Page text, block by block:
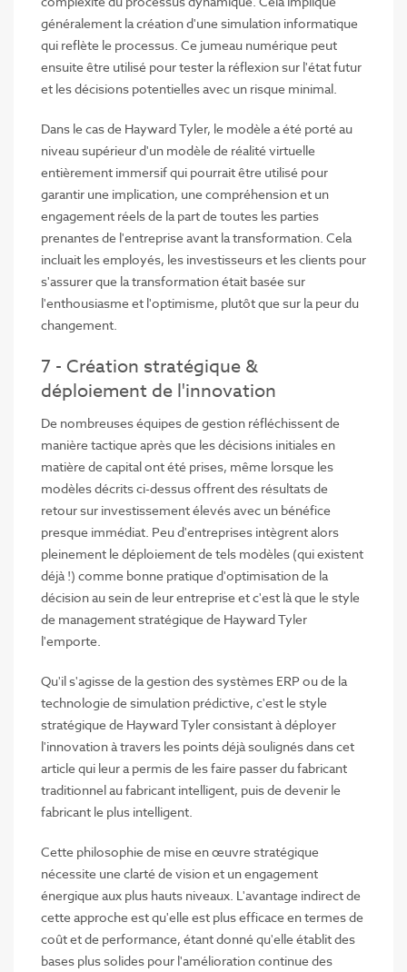
généralement la création d'une simulation informatique
qui reflète le processus. Ce jumeau numérique peut
ensuite être utilisé pour tester la réflexion sur l'état futur
et les décisions potentielles avec un risque minimal.
Dans le cas de Hayward Tyler, le modèle a été porté au
niveau supérieur d'un modèle de réalité virtuelle
entièrement immersif qui pourrait être utilisé pour
garantir une implication, une compréhension et un
engagement réels de la part de toutes les parties
prenantes de l'entreprise avant la transformation. Cela
incluait les employés, les investisseurs et les clients pour
s'assurer que la transformation était basée sur
l'enthousiasme et l'optimisme, plutôt que sur la peur du
changement.
7 - Création stratégique &
déploiement de l'innovation
De nombreuses équipes de gestion réfléchissent de
manière tactique après que les décisions initiales en
matière de capital ont été prises, même lorsque les
modèles décrits ci-dessus offrent des résultats de
retour sur investissement élevés avec un bénéfice
presque immédiat. Peu d'entreprises intègrent alors
pleinement le déploiement de tels modèles (qui existent
déjà !) comme bonne pratique d'optimisation de la
décision au sein de leur entreprise et c'est là que le style
de management stratégique de Hayward Tyler
l'emporte.
Qu'il s'agisse de la gestion des systèmes ERP ou de la
technologie de simulation prédictive, c'est le style
stratégique de Hayward Tyler consistant à déployer
l'innovation à travers les points déjà soulignés dans cet
article qui leur a permis de les faire passer du fabricant
traditionnel au fabricant intelligent, puis de devenir le
fabricant le plus intelligent.
Cette philosophie de mise en œuvre stratégique
nécessite une clarté de vision et un engagement
énergique aux plus hauts niveaux. L'avantage indirect de
cette approche est qu'elle est plus efficace en termes de
coût et de performance, étant donné qu'elle établit des
bases plus solides pour l'amélioration continue des